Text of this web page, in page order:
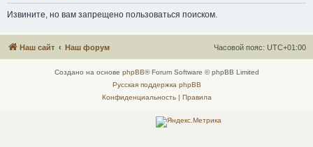
Извините, но вам запрещено пользоваться поиском.
Наш сайт Наш форум Часовой пояс: UTC+01:00
Создано на основе phpBB® Forum Software © phpBB Limited
Русская поддержка phpBB
Конфиденциальность| Правила